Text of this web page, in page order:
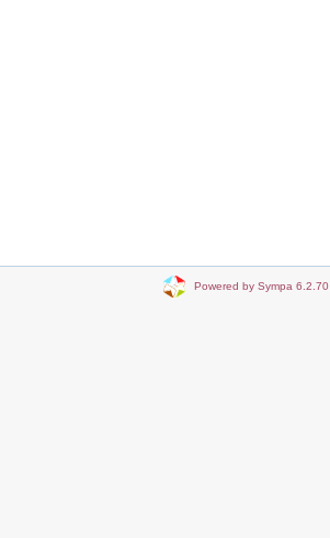
Powered by Sympa 6.2.70